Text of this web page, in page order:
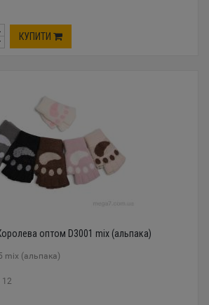
КУПИТИ
оптом D3001 mix (альпака)
mix (альпака)
12